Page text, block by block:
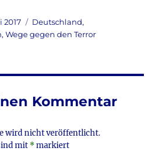
le
n
2017 Kategorien
Deutschland,
,Wege gegen den Terror
Kommentar
wird nicht veröffentlicht.
mit *markiert